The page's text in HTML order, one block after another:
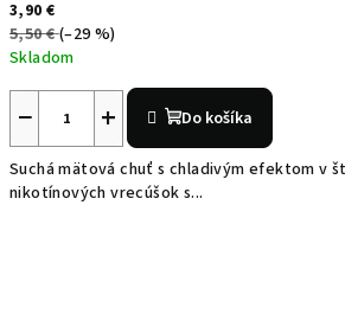
3,90 €
5,50 €(–29 %)
Skladom
+
− Do košíka
Suchá mätová chuť s chladivým efektom v
nikotínových vrecúšok s...